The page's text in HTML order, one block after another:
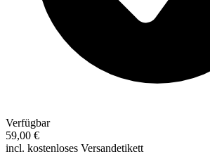
Verfügbar
59,00 €
incl. kostenloses Versandetikett